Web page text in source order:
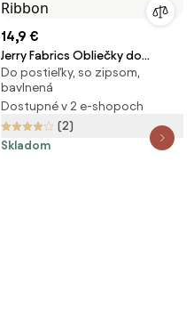
14,9 €
Jerry Fabrics Obliečky do
postieľky MEDVEDÍK - Ribbon
Do postieľky, so zipsom,
bavlnená
Dostupné v 2 e-shopoch
(2)
Skladom